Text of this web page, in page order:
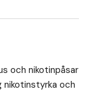
och nikotinpåsar
nikotinstyrka och